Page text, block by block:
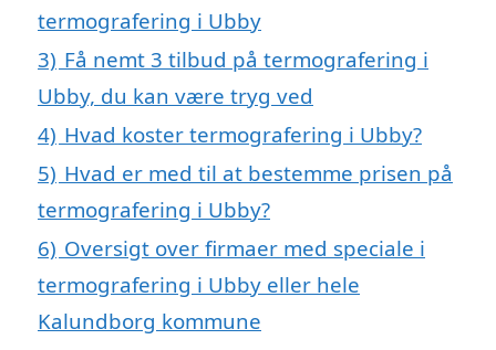
termografering i Ubby
3) Få nemt 3 tilbud på termografering i
Ubby, du kan være tryg ved
4) Hvad koster termografering i Ubby?
5) Hvad er med til at bestemme prisen på
termografering i Ubby?
6) Oversigt over firmaer med speciale i
termografering i Ubby eller hele
Kalundborg kommune